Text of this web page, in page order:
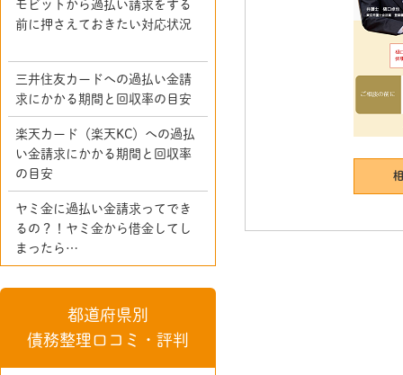
モビットから過払い請求をする
前に押さえておきたい対応状況
三井住友カードへの過払い金請
求にかかる期間と回収率の目安
楽天カード（楽天KC）への過払
い金請求にかかる期間と回収率
の目安
ヤミ金に過払い金請求ってでき
るの？！ヤミ金から借金してし
まったら…
都道府県別
債務整理口コミ・評判